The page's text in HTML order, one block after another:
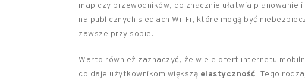
map czy przewodników, co znacznie ułatwia
na publicznych sieciach Wi-Fi, które mogą być
zawsze przy sobie.
Warto również zaznaczyć, że wiele ofert internetu
co daje użytkownikom większą elastyczność. Tego